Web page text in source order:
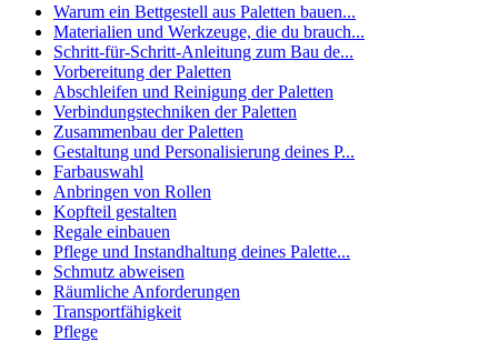
Warum ein Bettgestell aus Paletten bauen...
Materialien und Werkzeuge, die du brauch...
Schritt-für-Schritt-Anleitung zum Bau de...
Vorbereitung der Paletten
Abschleifen und Reinigung der Paletten
Verbindungstechniken der Paletten
Zusammenbau der Paletten
Gestaltung und Personalisierung deines P...
Farbauswahl
Anbringen von Rollen
Kopfteil gestalten
Regale einbauen
Pflege und Instandhaltung deines Palette...
Schmutz abweisen
Räumliche Anforderungen
Transportfähigkeit
Pflege